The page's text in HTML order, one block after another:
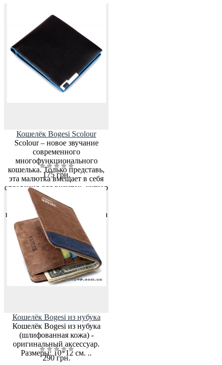
Кошелёк Bogesi Scolour
Scolour – новое звучание
современного
многофункционального
кошелька. Только представь,
эта малютка вмещает в себя
отделения для визиток, купюр
и водительских прав. Будь
уверен, с кошельком Scolour
все ценные вещи будут всегда
с тобой. Его легко можно
положить в задний карман
джинс или куртки. Есл..
175 грн.
Кошелёк Bogesi из нубука
Кошелёк Bogesi из нубука
(шлифованная кожа) -
оригинальный аксессуар.
Размеры: 10*12 см. ..
290 грн.